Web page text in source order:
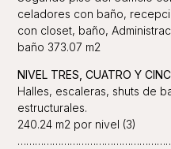
celadores con baño,
con closet, baño,
baño 373.07 m2
NIVEL TRES, CUATRO Y
Halles, escaleras, shuts de
estructurales.
240.24 m2 por nivel (3)